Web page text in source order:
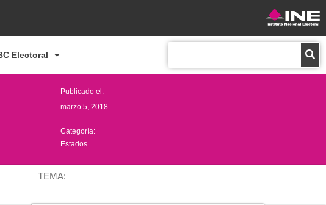
Electoral
Publicado el:
marzo 5, 2018
Categoría:
Estados
TEMA: